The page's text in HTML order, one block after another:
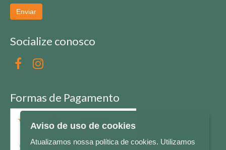
Enviar
Socialize conosco
Formas de Pagamento
Aviso de uso de cookies
Atualizamos nossa política de cookies. Utilizamos